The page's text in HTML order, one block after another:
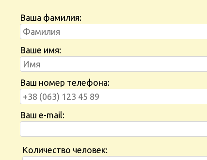
Ваша фамилия:
Ваше имя:
Ваш номер телефона:
Ваш e-mail:
Количество человек: